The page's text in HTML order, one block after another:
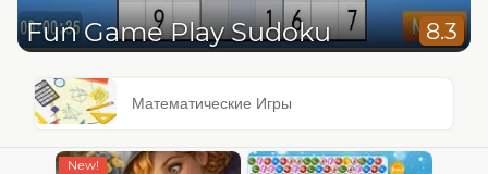
Fun Game Play Sudoku 8.3
Математические Игры